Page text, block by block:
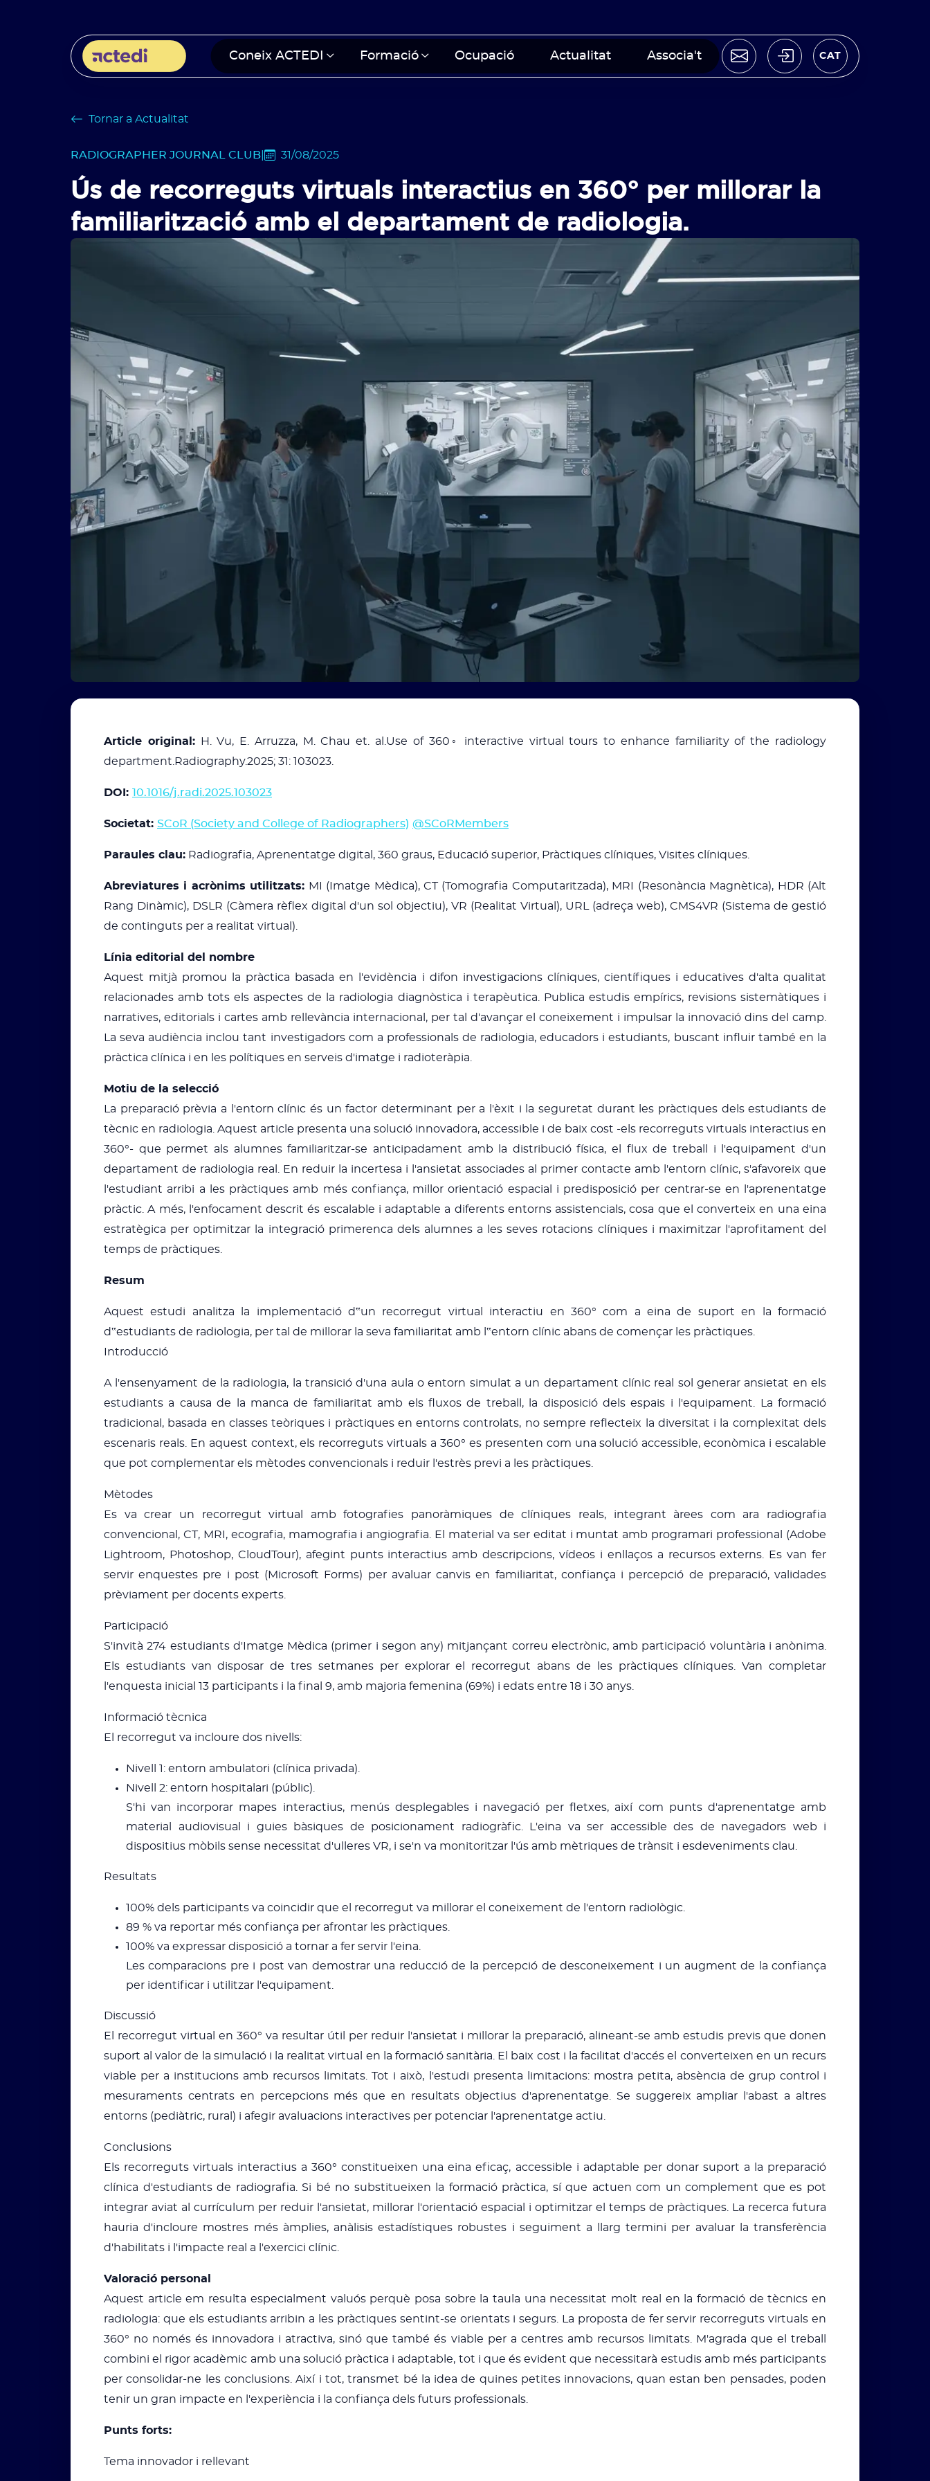
CAT
Coneix ACTEDI Formació Ocupació Actualitat Associa't
Tornar a Actualitat
RADIOGRAPHER JOURNAL CLUB 31/08/2025
Ús de recorreguts virtuals interactius en 360° per millorar la
familiarització amb el departament de radiologia.
Article original:H. Vu, E. Arruzza, M. Chau et. al.Use of 360◦ interactive virtual tours to enhance familiarity of the radiology
department.Radiography.2025; 31: 103023.
DOI: 10.1016/j.radi.2025.103023
Societat: SCoR (Society and College of Radiographers) @SCoRMembers
Paraules clau: Radiografia, Aprenentatge digital, 360 graus, Educació superior, Pràctiques clíniques, Visites clíniques.
Abreviatures i acrònims utilitzats: MI (Imatge Mèdica), CT (Tomografia Computaritzada), MRI (Resonància Magnètica), HDR (Alt
Rang Dinàmic), DSLR (Càmera rèflex digital d'un sol objectiu), VR (Realitat Virtual), URL (adreça web), CMS4VR (Sistema de gestió
de continguts per a realitat virtual).
Línia editorial del nombre
Aquest mitjà promou la pràctica basada en l'evidència i difon investigacions clíniques, científiques i educatives d'alta qualitat
relacionades amb tots els aspectes de la radiologia diagnòstica i terapèutica. Publica estudis empírics, revisions sistemàtiques i
narratives, editorials i cartes amb rellevància internacional, per tal d'avançar el coneixement i impulsar la innovació dins del camp.
La seva audiència inclou tant investigadors com a professionals de radiologia, educadors i estudiants, buscant influir també en la
pràctica clínica i en les polítiques en serveis d'imatge i radioteràpia.
Motiu de la selecció
La preparació prèvia a l'entorn clínic és un factor determinant per a l'èxit i la seguretat durant les pràctiques dels estudiants de
tècnic en radiologia. Aquest article presenta una solució innovadora, accessible i de baix cost -els recorreguts virtuals interactius en
360°- que permet als alumnes familiaritzar-se anticipadament amb la distribució física, el flux de treball i l'equipament d'un
departament de radiologia real. En reduir la incertesa i l'ansietat associades al primer contacte amb l'entorn clínic, s'afavoreix que
l'estudiant arribi a les pràctiques amb més confiança, millor orientació espacial i predisposició per centrar-se en l'aprenentatge
pràctic. A més, l'enfocament descrit és escalable i adaptable a diferents entorns assistencials, cosa que el converteix en una eina
estratègica per optimitzar la integració primerenca dels alumnes a les seves rotacions clíniques i maximitzar l'aprofitament del
temps de pràctiques.
Resum
Aquest estudi analitza la implementació d‟un recorregut virtual interactiu en 360° com a eina de suport en la formació
d‟estudiants de radiologia, per tal de millorar la seva familiaritat amb l‟entorn clínic abans de començar les pràctiques.
Introducció
A l'ensenyament de la radiologia, la transició d'una aula o entorn simulat a un departament clínic real sol generar ansietat en els
estudiants a causa de la manca de familiaritat amb els fluxos de treball, la disposició dels espais i l'equipament. La formació
tradicional, basada en classes teòriques i pràctiques en entorns controlats, no sempre reflecteix la diversitat i la complexitat dels
escenaris reals. En aquest context, els recorreguts virtuals a 360° es presenten com una solució accessible, econòmica i escalable
que pot complementar els mètodes convencionals i reduir l'estrès previ a les pràctiques.
Mètodes
Es va crear un recorregut virtual amb fotografies panoràmiques de clíniques reals, integrant àrees com ara radiografia
convencional, CT, MRI, ecografia, mamografia i angiografia. El material va ser editat i muntat amb programari professional (Adobe
Lightroom, Photoshop, CloudTour), afegint punts interactius amb descripcions, vídeos i enllaços a recursos externs. Es van fer
servir enquestes pre i post (Microsoft Forms) per avaluar canvis en familiaritat, confiança i percepció de preparació, validades
prèviament per docents experts.
Participació
S'invità 274 estudiants d'Imatge Mèdica (primer i segon any) mitjançant correu electrònic, amb participació voluntària i anònima.
Els estudiants van disposar de tres setmanes per explorar el recorregut abans de les pràctiques clíniques. Van completar
l'enquesta inicial 13 participants i la final 9, amb majoria femenina (69%) i edats entre 18 i 30 anys.
Informació tècnica
El recorregut va incloure dos nivells:
Nivell 1: entorn ambulatori (clínica privada).
Nivell 2: entorn hospitalari (públic).
S'hi van incorporar mapes interactius, menús desplegables i navegació per fletxes, així com punts d'aprenentatge amb
material audiovisual i guies bàsiques de posicionament radiogràfic. L'eina va ser accessible des de navegadors web i
dispositius mòbils sense necessitat d'ulleres VR, i se'n va monitoritzar l'ús amb mètriques de trànsit i esdeveniments clau.
Resultats
100% dels participants va coincidir que el recorregut va millorar el coneixement de l'entorn radiològic.
89 % va reportar més confiança per afrontar les pràctiques.
100% va expressar disposició a tornar a fer servir l'eina.
Les comparacions pre i post van demostrar una reducció de la percepció de desconeixement i un augment de la confiança
per identificar i utilitzar l'equipament.
Discussió
El recorregut virtual en 360° va resultar útil per reduir l'ansietat i millorar la preparació, alineant-se amb estudis previs que donen
suport al valor de la simulació i la realitat virtual en la formació sanitària. El baix cost i la facilitat d'accés el converteixen en un recurs
viable per a institucions amb recursos limitats. Tot i això, l'estudi presenta limitacions: mostra petita, absència de grup control i
mesuraments centrats en percepcions més que en resultats objectius d'aprenentatge. Se suggereix ampliar l'abast a altres
entorns (pediàtric, rural) i afegir avaluacions interactives per potenciar l'aprenentatge actiu.
Conclusions
Els recorreguts virtuals interactius a 360° constitueixen una eina eficaç, accessible i adaptable per donar suport a la preparació
clínica d'estudiants de radiografia. Si bé no substitueixen la formació pràctica, sí que actuen com un complement que es pot
integrar aviat al currículum per reduir l'ansietat, millorar l'orientació espacial i optimitzar el temps de pràctiques. La recerca futura
hauria d'incloure mostres més àmplies, anàlisis estadístiques robustes i seguiment a llarg termini per avaluar la transferència
d'habilitats i l'impacte real a l'exercici clínic.
Valoració personal
Aquest article em resulta especialment valuós perquè posa sobre la taula una necessitat molt real en la formació de tècnics en
radiologia: que els estudiants arribin a les pràctiques sentint-se orientats i segurs. La proposta de fer servir recorreguts virtuals en
360° no només és innovadora i atractiva, sinó que també és viable per a centres amb recursos limitats. M'agrada que el treball
combini el rigor acadèmic amb una solució pràctica i adaptable, tot i que és evident que necessitarà estudis amb més participants
per consolidar-ne les conclusions. Així i tot, transmet bé la idea de quines petites innovacions, quan estan ben pensades, poden
tenir un gran impacte en l'experiència i la confiança dels futurs professionals.
Punts forts:
Tema innovador i rellevant